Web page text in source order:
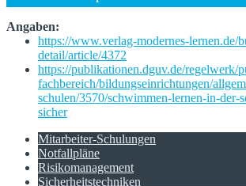
Angaben:
https://www.verlag-modernes-lernen.de/
detail/article/4372
https://publikationen.dguv.de/regelwerk/
fachbereich/bildungseinrichtungen/
schulen/3570/schwimmen-lernen-in-der-
sicher
Mitarbeiter-Schulungen
Notfallpläne
Risikomanagement
Sicherheitstechniken